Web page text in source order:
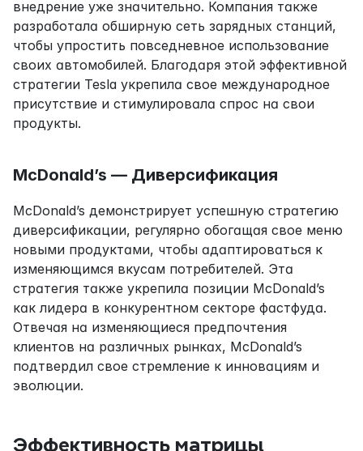
внедрение уже значительно. Компания также
разработала обширную сеть зарядных станций,
чтобы упростить повседневное использование
своих автомобилей. Благодаря этой эффективной
стратегии Tesla укрепила свое международное
присутствие и стимулировала спрос на свои
продукты.
McDonald’s — Диверсификация
McDonald’s демонстрирует успешную стратегию
диверсификации, регулярно обогащая свое меню
новыми продуктами, чтобы адаптироваться к
изменяющимся вкусам потребителей. Эта
стратегия также укрепила позиции McDonald’s
как лидера в конкурентном секторе фастфуда.
Отвечая на изменяющиеся предпочтения
клиентов на различных рынках, McDonald’s
подтвердил свое стремление к инновациям и
эволюции.
Эффективность матрицы